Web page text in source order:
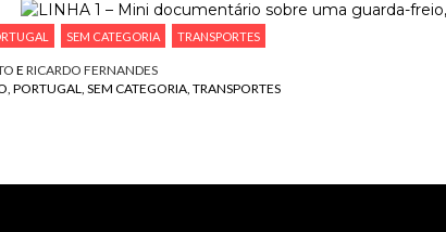
ESCREVA O QUE PROCURA E
SEM CATEGORIA TRANSPORTES
E RICARDO FERNANDES
PORTUGAL SEM CATEGORIA TRANSPORTES